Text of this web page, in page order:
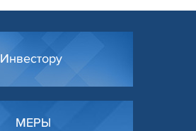
Инвестору
МЕРЫ